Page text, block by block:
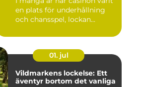
en plats för underhållning
och chansspel, lockan...
01. jul
Vildmarkens lockelse: Ett
äventyr bortom det vanliga